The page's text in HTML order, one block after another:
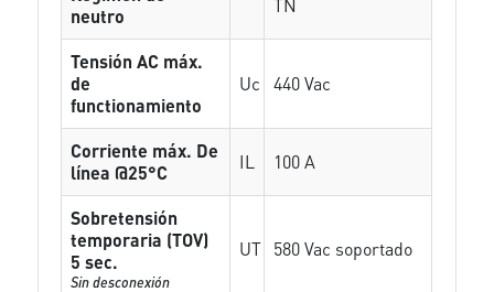
neutro
TN
Tensión AC máx.
de
functionamiento
Uc 440 Vac
Corriente máx. De
línea @25°C
IL 100 A
Sobretensión
temporaria (TOV)
5 sec.
Sin desconexión
UT 580 Vac soportado